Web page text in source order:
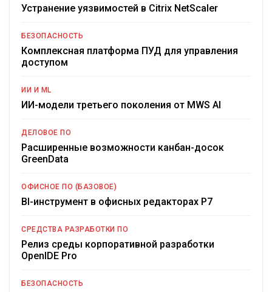
Устранение уязвимостей в Citrix NetScaler
БЕЗОПАСНОСТЬ
Комплексная платформа ПУД для управления
доступом
ИИ И ML
ИИ-модели третьего поколения от MWS AI
ДЕЛОВОЕ ПО
Расширенные возможности канбан-досок
GreenData
ОФИСНОЕ ПО (БАЗОВОЕ)
BI-инструмент в офисных редакторах Р7
СРЕДСТВА РАЗРАБОТКИ ПО
Релиз среды корпоративной разработки
OpenIDE Pro
БЕЗОПАСНОСТЬ